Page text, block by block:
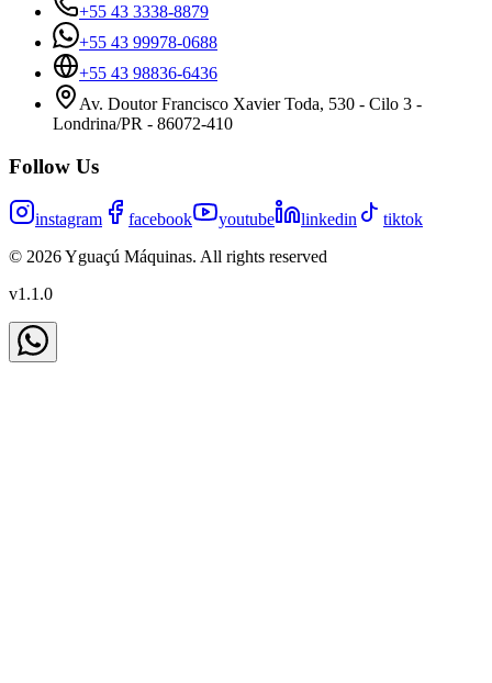
+55 43 3338-8879
+55 43 99978-0688
+55 43 98836-6436
Av. Doutor Francisco Xavier Toda, 530 - Cilo 3 -
Londrina/PR - 86072-410
Follow Us
instagram facebook youtube linkedin
tiktok
© 2026Yguaçú Máquinas. All rights reserved
v1.1.0